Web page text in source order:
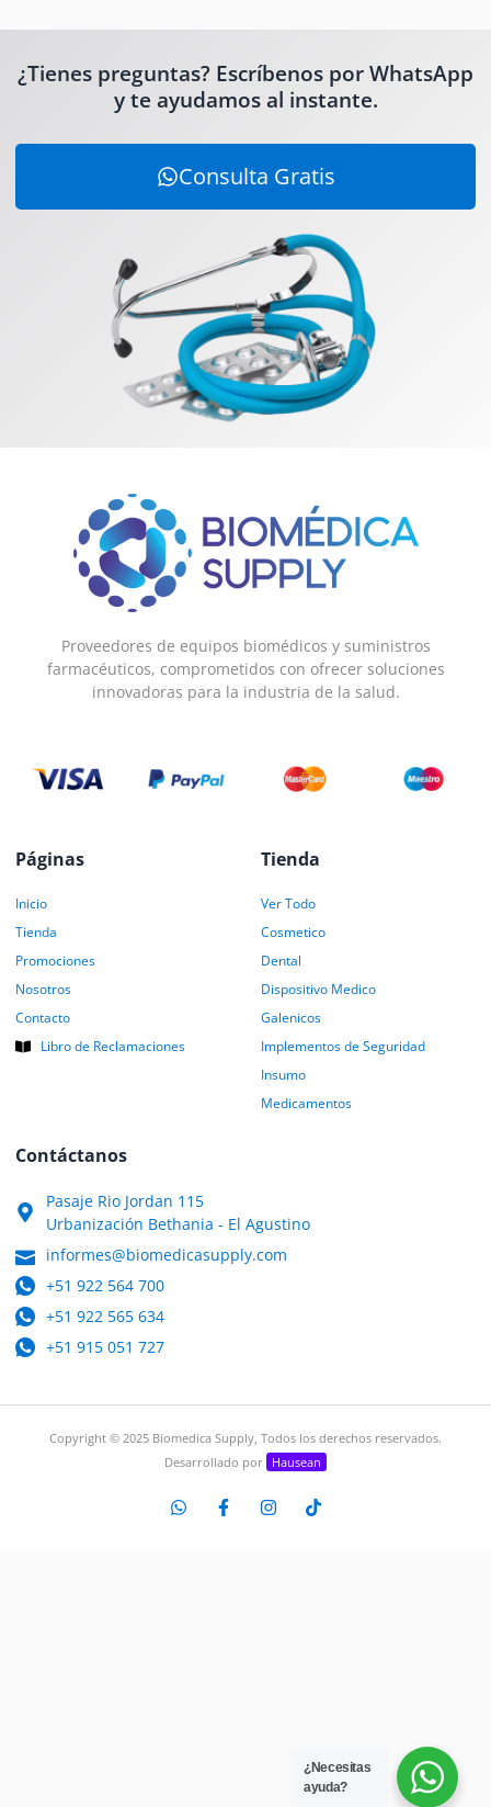
¿Tienes preguntas? Escríbenos por WhatsApp
y te ayudamos al instante.
Consulta Gratis
Proveedores de equipos biomédicos y suministros
farmacéuticos, comprometidos con ofrecer soluciones
innovadoras para la industria de la salud.
Páginas
Inicio
Tienda
Promociones
Nosotros
Contacto
Libro de Reclamaciones
Tienda
Ver Todo
Cosmetico
Dental
Dispositivo Medico
Galenicos
Implementos de Seguridad
Insumo
Medicamentos
Contáctanos
Pasaje Rio Jordan 115
Urbanización Bethania - El Agustino
informes@biomedicasupply.com
+51 922 564 700
+51 922 565 634
+51 915 051 727
Copyright © 2025 Biomedica Supply, Todos los derechos reservados.
Desarrollado por Hausean
¿Necesitas
ayuda?